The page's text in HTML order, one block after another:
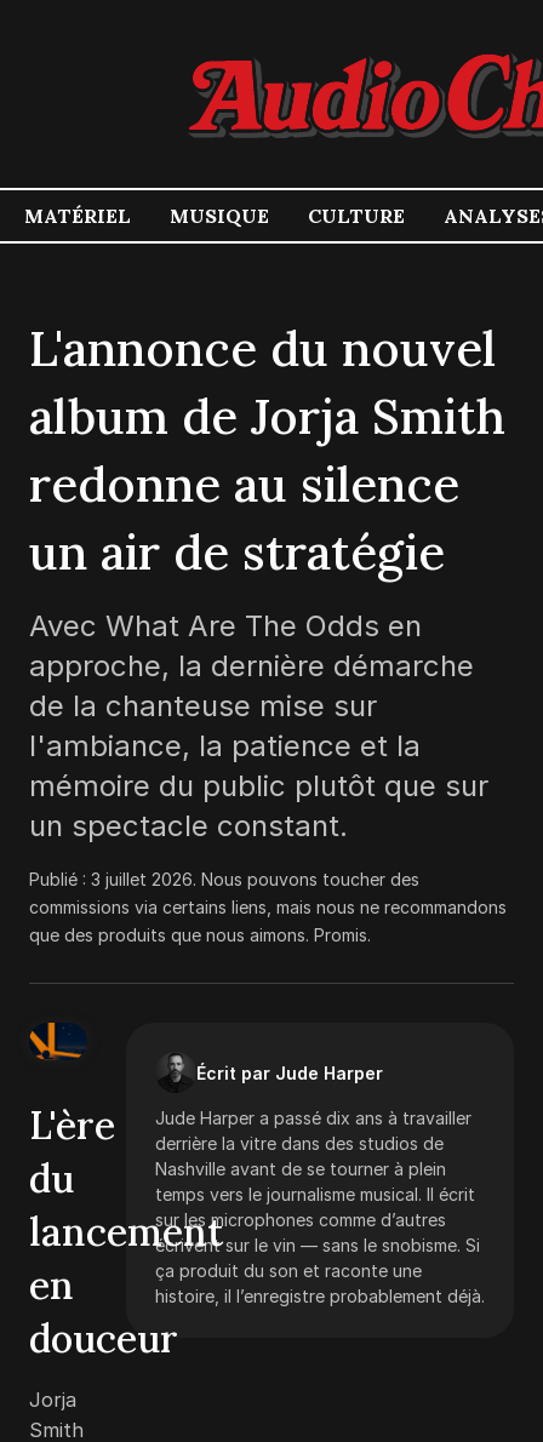
MATÉRIEL MUSIQUE CULTURE
L'annonce du nouvel
album de Jorja Smith
redonne au silence
un air de stratégie
Avec What Are The Odds en
approche, la dernière démarche
de la chanteuse mise sur
l'ambiance, la patience et la
mémoire du public plutôt que sur
un spectacle constant.
Publié : 3 juillet 2026. Nous pouvons toucher des
commissions via certains liens, mais nous ne recommandons
que des produits que nous aimons. Promis.
Écrit par Jude Harper
Jude Harper a passé dix ans à travailler
derrière la vitre dans des studios de
Nashville avant de se tourner à plein
temps vers le journalisme musical. Il écrit
sur les microphones comme d’autres
écrivent sur le vin — sans le snobisme. Si
ça produit du son et raconte une
histoire, il l’enregistre probablement déjà.
L'ère
du
lancement
en
douceur
Jorja
Smith